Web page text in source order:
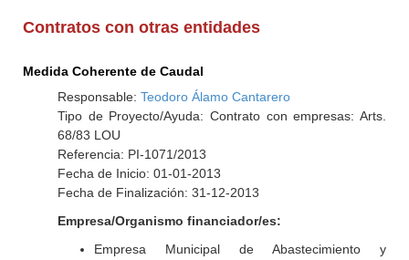
Contratos con otras entidades
Medida Coherente de Caudal
Responsable: Teodoro Álamo Cantarero
Tipo de Proyecto/Ayuda: Contrato con empresas: Arts.
68/83 LOU
Referencia: PI-1071/2013
Fecha de Inicio: 01-01-2013
Fecha de Finalización: 31-12-2013
Empresa/Organismo financiador/es:
Empresa Municipal de Abastecimiento y